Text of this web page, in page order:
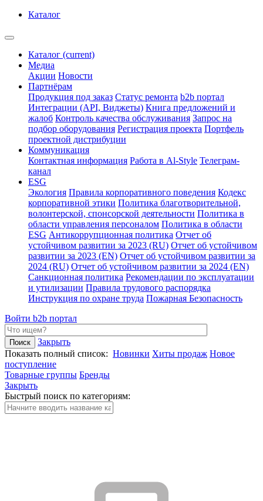
Каталог
Каталог (current)
Медиа
Акции Новости
Партнёрам
Продукция под заказ Статус ремонта b2b портал
Интеграции (API, Виджеты) Книга предложений и
жалоб Контроль качества обслуживания Запрос на
подбор оборудования Регистрация проекта Портфель
проектной дистрибуции
Коммуникация
Контактная информация Работа в Al-Style Телеграм-
канал
ESG
Экология Правила корпоративного поведения Кодекс
корпоративной этики Политика благотворительной,
волонтерской, спонсорской деятельности Политика в
области управления персоналом Политика в области
ESG Антикоррупционная политика Отчет об
устойчивом развитии за 2023 (RU) Отчет об устойчивом
развитии за 2023 (EN) Отчет об устойчивом развитии за
2024 (RU) Отчет об устойчивом развитии за 2024 (EN)
Санкционная политика Рекомендации по эксплуатации
и утилизации Правила трудового распорядка
Инструкция по охране труда Пожарная Безопасность
Войти b2b портал
Закрыть
Показать полный список: Новинки Хиты продаж Новое
поступление
Товарные группы Бренды
Закрыть
Быстрый поиск по категориям: